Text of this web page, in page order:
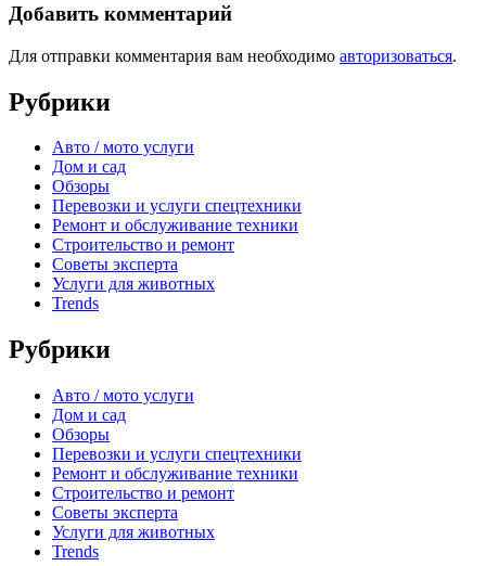
Добавить комментарий
Для отправки комментария вам необходимо авторизоваться.
Рубрики
Авто / мото услуги
Дом и сад
Обзоры
Перевозки и услуги спецтехники
Ремонт и обслуживание техники
Строительство и ремонт
Советы эксперта
Услуги для животных
Trends
Рубрики
Авто / мото услуги
Дом и сад
Обзоры
Перевозки и услуги спецтехники
Ремонт и обслуживание техники
Строительство и ремонт
Советы эксперта
Услуги для животных
Trends